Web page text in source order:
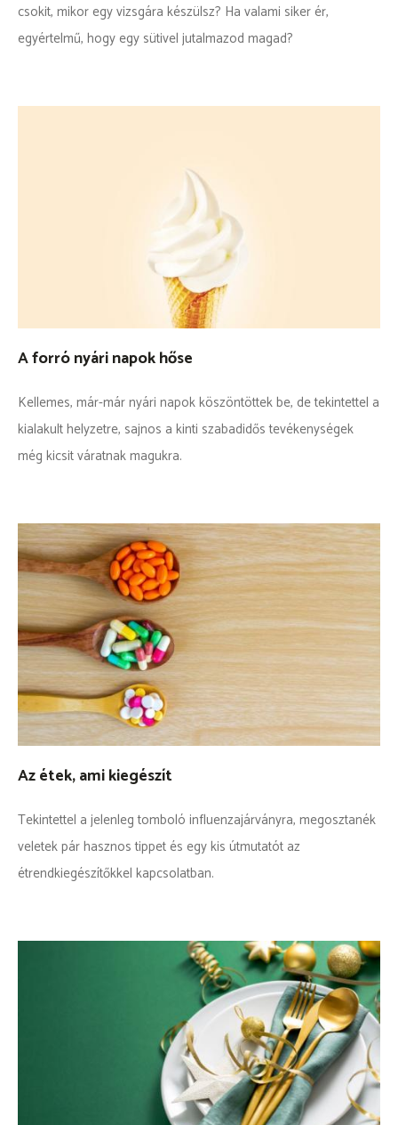
szmcs.sk
csokit, mikor egy vizsgára készülsz? Ha valami siker ér,
egyértelmű, hogy egy sütivel jutalmazod magad?
A forró nyári napok hőse
Kellemes, már-már nyári napok köszöntöttek be, de tekintettel a
kialakult helyzetre, sajnos a kinti szabadidős tevékenységek
még kicsit váratnak magukra.
Az étek, ami kiegészít
Tekintettel a jelenleg tomboló influenzajárványra, megosztanék
veletek pár hasznos tippet és egy kis útmutatót az
étrendkiegészítőkkel kapcsolatban.